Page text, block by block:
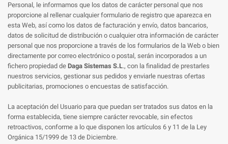
Personal, le informamos que los datos de carácter personal que nos
proporcione al rellenar cualquier formulario de registro que aparezca en
esta Web, así como los datos de facturación y envío, datos bancarios,
datos de solicitud de distribución o cualquier otra información de carácter
personal que nos proporcione a través de los formularios de la Web o bien
directamente por correo electrónico o postal, serán incorporados a un
fichero propiedad de Daga Sistemas S.L., con la finalidad de prestarles
nuestros servicios, gestionar sus pedidos y enviarle nuestras ofertas
publicitarias, promociones o encuestas de satisfacción.
La aceptación del Usuario para que puedan ser tratados sus datos en la
forma establecida, tiene siempre carácter revocable, sin efectos
retroactivos, conforme a lo que disponen los artículos 6 y 11 de la Ley
Orgánica 15/1999 de 13 de Diciembre.